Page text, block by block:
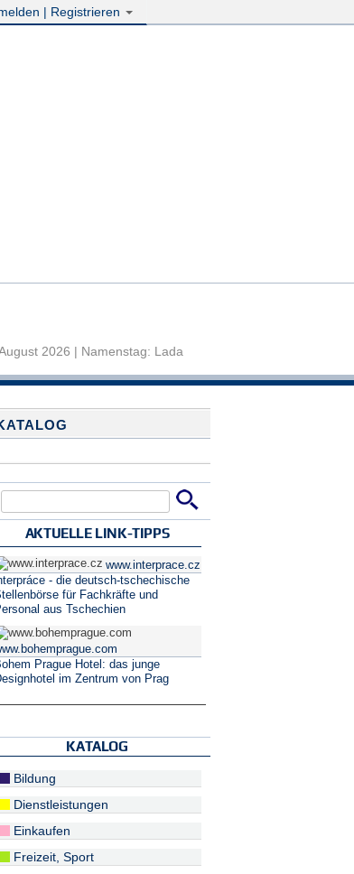
| Registrieren
2026 | Namenstag: Lada
AKTUELLE LINK-TIPPS
www.interprace.cz
- die deutsch-tschechische
für Fachkräfte und
aus Tschechien
Prague Hotel: das junge
im Zentrum von Prag
KATALOG
Bildung
Dienstleistungen
Einkaufen
Freizeit, Sport